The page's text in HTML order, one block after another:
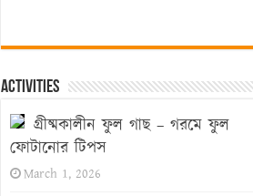
Activities
গ্রীষ্মকালীন ফুল গাছ – গরমে ফুল
ফোটানোর টিপস
March 1, 2026